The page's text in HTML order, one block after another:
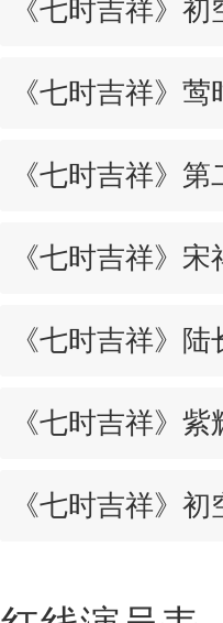
《七时吉祥》
《七时吉祥》
《七时吉祥》
《七时吉祥》
《七时吉祥》
《七时吉祥》
《七时吉祥》